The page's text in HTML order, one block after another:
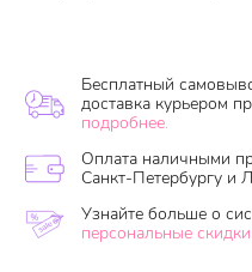
Бесплатный
доставка курьером
подробнее.
Оплата наличными
Санкт-Петербургу и
Узнайте больше о
персональные скидки.